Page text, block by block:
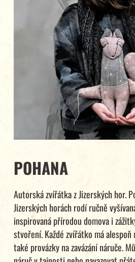
POHANA
Autorská zvířátka z Jizerských hor.
Jizerských horách rodí ručně
inspirovaná přírodou domova i
stvoření. Každé zvířátko má
také provázky na zavázání náruče.